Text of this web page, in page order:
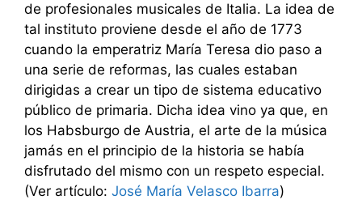
de profesionales musicales de Italia. La idea de
tal instituto proviene desde el año de 1773
cuando la emperatriz María Teresa dio paso a
una serie de reformas, las cuales estaban
dirigidas a crear un tipo de sistema educativo
público de primaria. Dicha idea vino ya que, en
los Habsburgo de Austria, el arte de la música
jamás en el principio de la historia se había
disfrutado del mismo con un respeto especial.
(Ver artículo: José María Velasco Ibarra)